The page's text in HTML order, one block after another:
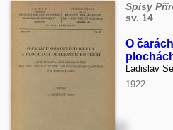
Spisy
sv. 14
O
Ladislav
1922